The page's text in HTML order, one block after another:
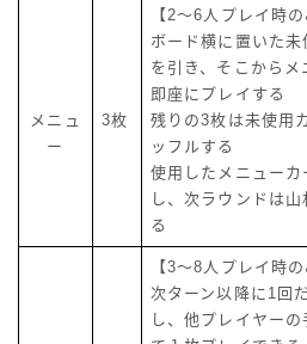
メニュ
ー
3枚
【2～6人プレイ時の
ボード横に置いた
を引き、そこから
即座にプレイする
残りの3枚は未使用
ッフルする
使用したメニュー
し、次ラウンドは
る
【3～8人プレイ時の
次ターン以降に1回
し、他プレイヤー